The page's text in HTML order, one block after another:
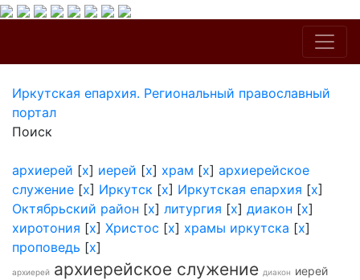
Иркутская епархия. Региональный православный
портал
Поиск
архиерей [x] иерей [x] храм [x] архиерейское
служение [x] Иркутск [x] Иркутская епархия [x]
Октябрьский район [x] литургия [x] диакон [x]
хиротония [x] Христос [x] храмы иркутска [x]
проповедь [x]
архиерей архиерейское служение диакон иерей